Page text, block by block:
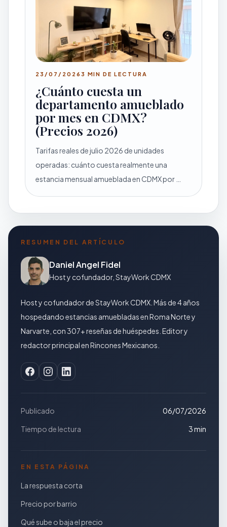
23/07/20263 MIN DE LECTURA
¿Cuánto cuesta un
departamento amueblado
por mes en CDMX?
(Precios 2026)
Tarifas reales de julio 2026 de unidades
operadas: cuánto cuesta realmente una
estancia mensual amueblada en CDMX por …
RESUMEN DEL ARTÍCULO
Daniel Angel Fidel
Host y cofundador, StayWork CDMX
Host y cofundador de StayWork CDMX. Más de 4 años
hospedando estancias amuebladas en Roma Norte y
Narvarte, con 307+ reseñas de huéspedes. Editor y
redactor principal en Rincones Mexicanos.
Publicado
06/07/2026
Tiempo de lectura
3 min
EN ESTA PÁGINA
La respuesta corta
Precio por barrio
Qué sube o baja el precio